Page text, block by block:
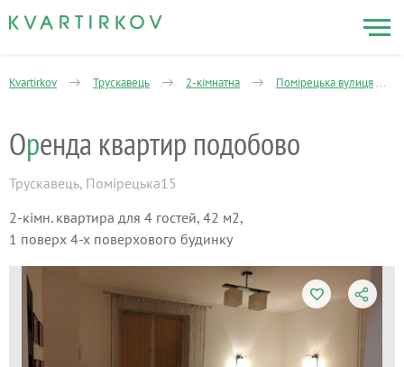
Kvartirkov Трускавець 2-кімнатна Помірецька вулиця
Оренда квартир подобово
Трускавець, Помірецька15
2-кімн. квартира для 4 гостей, 42 м2,
1 поверх 4-х поверхового будинку